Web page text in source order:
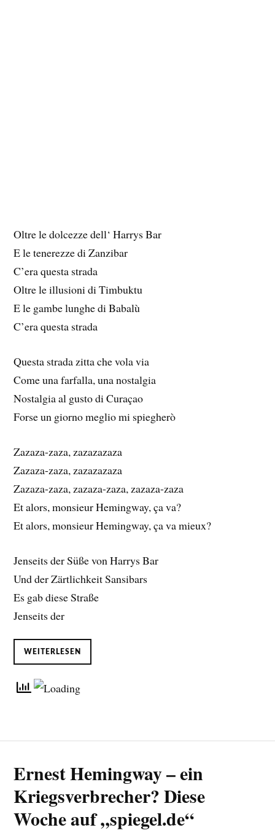
Oltre le dolcezze dell‘ Harrys Bar
E le tenerezze di Zanzibar
C’era questa strada
Oltre le illusioni di Timbuktu
E le gambe lunghe di Babalù
C’era questa strada
Questa strada zitta che vola via
Come una farfalla, una nostalgia
Nostalgia al gusto di Curaçao
Forse un giorno meglio mi spiegherò
Zazaza-zaza, zazazazaza
Zazaza-zaza, zazazazaza
Zazaza-zaza, zazaza-zaza, zazaza-zaza
Et alors, monsieur Hemingway, ça va?
Et alors, monsieur Hemingway, ça va mieux?
Jenseits der Süße von Harrys Bar
Und der Zärtlichkeit Sansibars
Es gab diese Straße
Jenseits der
WEITERLESEN
Ernest Hemingway – ein
Kriegsverbrecher? Diese
Woche auf „spiegel.de“